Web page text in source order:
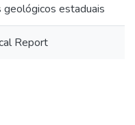
geológicos estaduais
Report